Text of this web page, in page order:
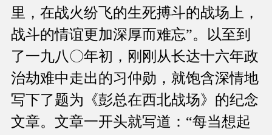
里，在战火纷飞的生死搏斗的战场上，
战斗的情谊更加深厚而难忘”。以至到
了一九八〇年初，刚刚从长达十六年政
治劫难中走出的习仲勋，就饱含深情地
写下了题为《彭总在西北战场》的纪念
文章。文章一开头就写道：“每当想起